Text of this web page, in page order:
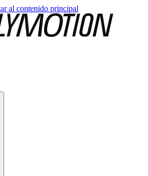
al contenido principal